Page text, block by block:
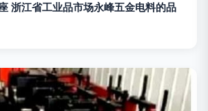
浙江省工业品市场永峰五金电料的品